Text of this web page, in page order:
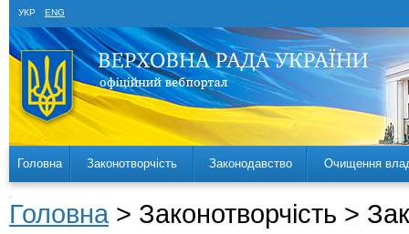
УКР ENG
Головна Законотворчість Законодавство Очищення
Головна > Законотворчість >